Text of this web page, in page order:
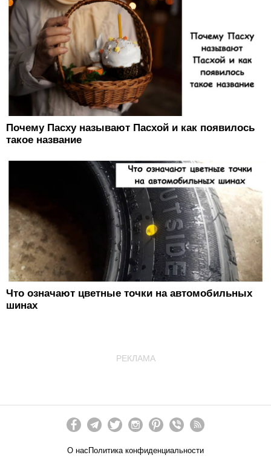
Почему Пасху называют Пасхой и как появилось
такое название
Что означают цветные точки на автомобильных
шинах
РЕКЛАМА
О нас Политика конфиденциальности